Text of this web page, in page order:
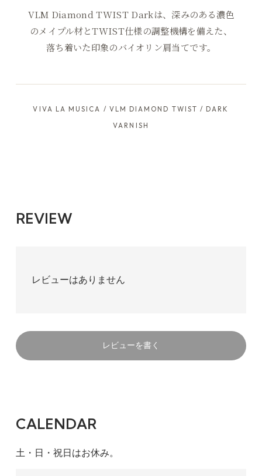
VLM Diamond TWIST Darkは、深みのある濃色
のメイプル材とTWIST仕様の調整機構を備えた、
落ち着いた印象のバイオリン肩当てです。
VIVA LA MUSICA / VLM DIAMOND TWIST / DARK
VARNISH
REVIEW
レビューはありません
レビューを書く
CALENDAR
土・日・祝日はお休み。